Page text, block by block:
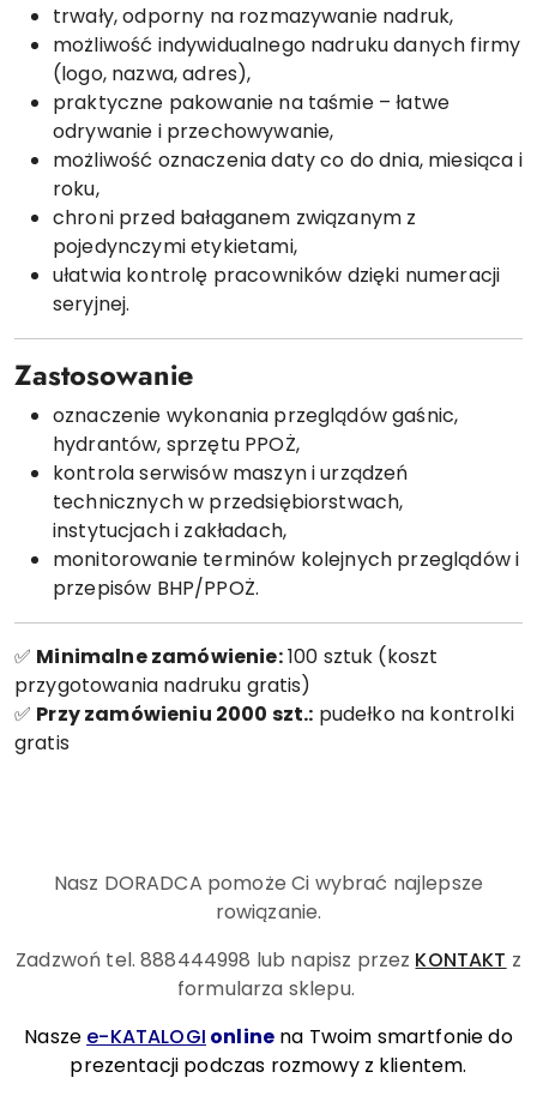
trwały, odporny na rozmazywanie nadruk,
możliwość indywidualnego nadruku danych firmy
(logo, nazwa, adres),
praktyczne pakowanie na taśmie – łatwe
odrywanie i przechowywanie,
możliwość oznaczenia daty co do dnia, miesiąca i
roku,
chroni przed bałaganem związanym z
pojedynczymi etykietami,
ułatwia kontrolę pracowników dzięki numeracji
seryjnej.
Zastosowanie
oznaczenie wykonania przeglądów gaśnic,
hydrantów, sprzętu PPOŻ,
kontrola serwisów maszyn i urządzeń
technicznych w przedsiębiorstwach,
instytucjach i zakładach,
monitorowanie terminów kolejnych przeglądów i
przepisów BHP/PPOŻ.
✅ Minimalne zamówienie:100 sztuk (koszt
przygotowania nadruku gratis)
✅ Przy zamówieniu 2000 szt.: pudełko na kontrolki
gratis
Nasz DORADCA pomoże Ci wybrać najlepsze
rowiązanie.
Zadzwoń tel. 888444998 lub napisz przez KONTAKT z
formularza sklepu.
Nasze e-KATALOGI online na Twoim smartfonie do
prezentacji podczas rozmowy z klientem.